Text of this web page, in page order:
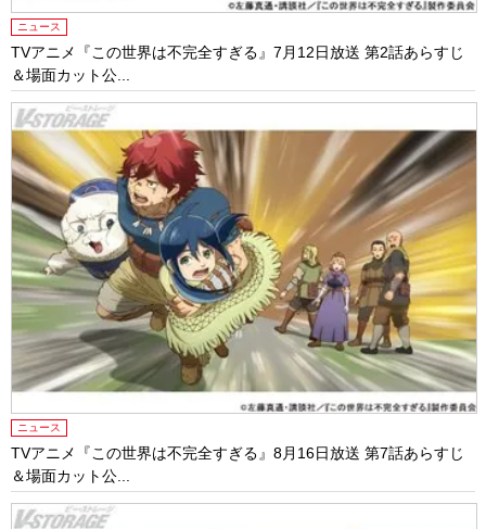
ニュース
TVアニメ『この世界は不完全すぎる』7月12日放送 第2話あらすじ
＆場面カット公...
ニュース
TVアニメ『この世界は不完全すぎる』8月16日放送 第7話あらすじ
＆場面カット公...